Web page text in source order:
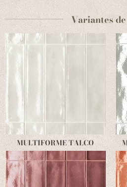
Variantes
MULTIFORME TALCO